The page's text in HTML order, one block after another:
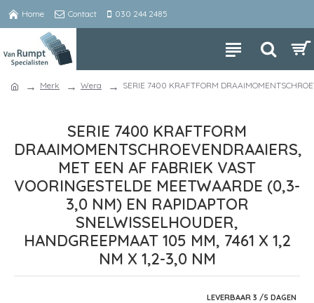
Home Contact 030 244 2485
Merk Wera SERIE 7400 KRAFTFORM
SERIE 7400 KRAFTFORM
DRAAIMOMENTSCHROEVENDRAAIERS,
MET EEN AF FABRIEK VAST
VOORINGESTELDE MEETWAARDE (0,3-
3,0 NM) EN RAPIDAPTOR
SNELWISSELHOUDER,
HANDGREEPMAAT 105 MM, 7461 X 1,2
NM X 1,2-3,0 NM
LEVERBAAR 3 /5 DAGEN